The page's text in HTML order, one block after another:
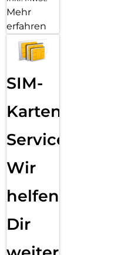
Mehr
erfahren
SIM-
Karten
Service:
Wir
helfen
Dir